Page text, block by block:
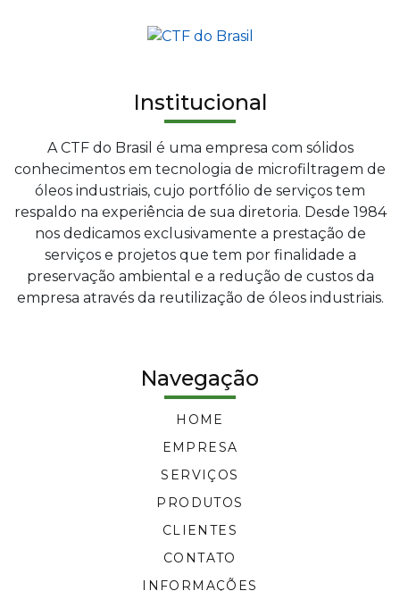
Institucional
A CTF do Brasil é uma empresa com sólidos
conhecimentos em tecnologia de microfiltragem de
óleos industriais, cujo portfólio de serviços tem
respaldo na experiência de sua diretoria. Desde 1984
nos dedicamos exclusivamente a prestação de
serviços e projetos que tem por finalidade a
preservação ambiental e a redução de custos da
empresa através da reutilização de óleos industriais.
Navegação
HOME
EMPRESA
SERVIÇOS
PRODUTOS
CLIENTES
CONTATO
INFORMAÇÕES